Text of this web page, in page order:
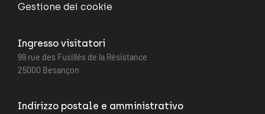
Gestione dei cookie
Ingresso visitatori
99 rue des Fusillés de la Résistance
25000 Besançon
Indirizzo postale e amministrativo